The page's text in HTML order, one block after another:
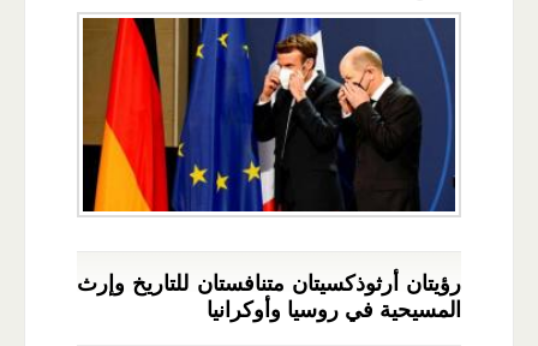
رؤيتان أرثوذكسيتان متنافستان للتاريخ وإرث
المسيحية في روسيا وأوكرانيا